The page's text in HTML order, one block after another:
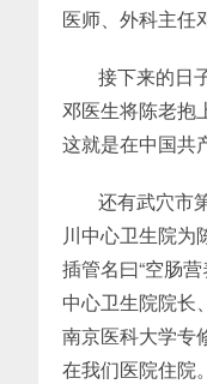
医师、外科主任
接下来的日
邓医生将陈老抱
这就是在中国共
还有武穴市
川中心卫生院为
插管名曰“空肠
中心卫生院院长
南京医科大学专
在我们医院住院